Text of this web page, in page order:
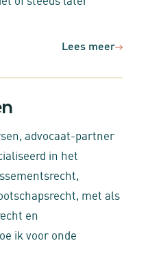
Lees meer
advocaat-partner
in het
met als
en
ik voor onde